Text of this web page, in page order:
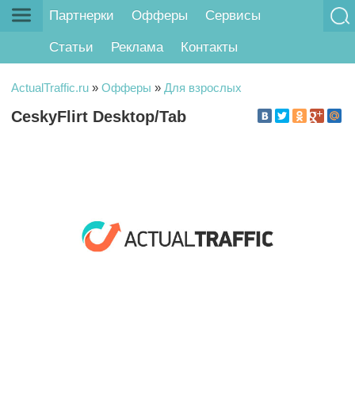
Партнерки Офферы Сервисы
Статьи Реклама Контакты
ActualTraffic.ru » Офферы » Для взрослых
CeskyFlirt Desktop/Tab